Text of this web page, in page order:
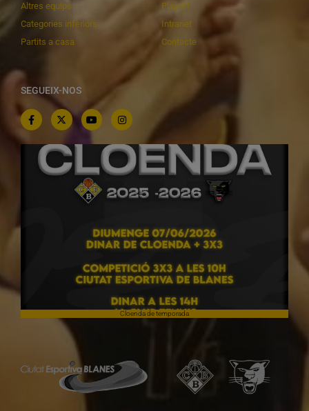
Altres equips
Categories inferiors
Partits a casa
Playoff
Intranet
Contacte
SEGUEIX-NOS
Cloenda de temporada